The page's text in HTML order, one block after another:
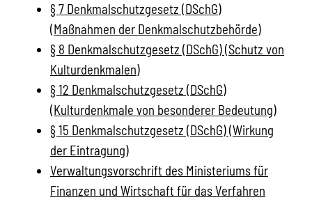
§ 7 Denkmalschutzgesetz (DSchG)
(Maßnahmen der Denkmalschutzbehörde)
§ 8 Denkmalschutzgesetz (DSchG) (Schutz von
Kulturdenkmalen)
§ 12 Denkmalschutzgesetz (DSchG)
(Kulturdenkmale von besonderer Bedeutung)
§ 15 Denkmalschutzgesetz (DSchG) (Wirkung
der Eintragung)
Verwaltungsvorschrift des Ministeriums für
Finanzen und Wirtschaft für das Verfahren